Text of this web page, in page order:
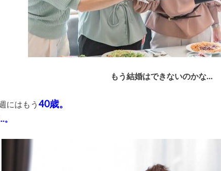
もう結婚はできないのかな…
にはもう 40歳。